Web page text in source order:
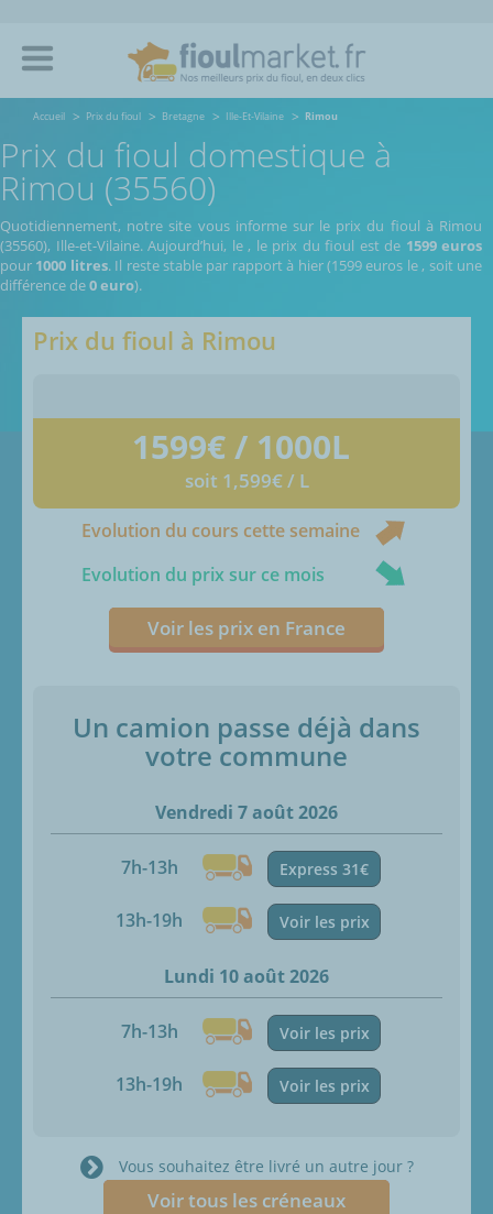
Accueil Prix du fioul Bretagne Ille-Et-Vilaine Rimou
Prix du fioul domestique à
Rimou (35560)
Quotidiennement, notre site vous informe sur le prix du fioul à Rimou
(35560), Ille-et-Vilaine. Aujourd’hui, le , le prix du fioul est de 1599 euros
pour 1000 litres. Il reste stable par rapport à hier (1599 euros le, soit une
différence de0 euro).
Prix du fioul à Rimou
1599€ / 1000L
soit 1,599€ / L
Evolution du cours cette semaine
Evolution du prix sur ce mois
Voir les prix en France
Un camion passe déjà dans
votre commune
Vendredi 7 août 2026
7h-13h Express 31€
13h-19h Voir les prix
Lundi 10 août 2026
7h-13h Voir les prix
13h-19h Voir les prix
Vous souhaitez être livré un autre jour ?
Voir tous les créneaux